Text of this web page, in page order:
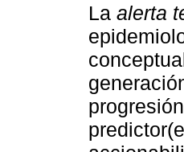
La alerta